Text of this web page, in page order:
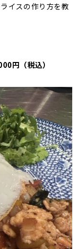
イスの作り方を教
円（税込）